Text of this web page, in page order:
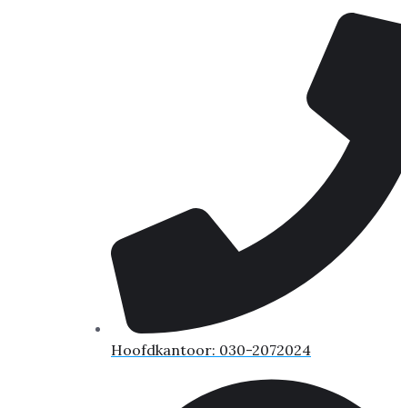
Hoofdkantoor: 030-2072024